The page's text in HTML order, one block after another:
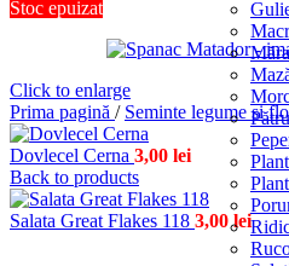
Stoc epuizat
Click to enlarge
Prima pagină / Seminte legume si
Dovlecel Cerna 3,00 lei
Back to products
Salata Great Flakes 118 3,00lei